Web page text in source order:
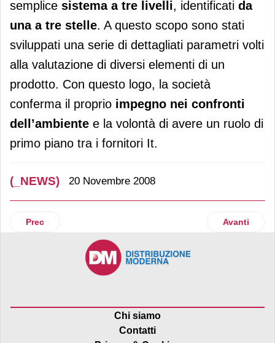
semplice sistema a tre livelli, identificati da
una a tre stelle. A questo scopo sono stati
sviluppati una serie di dettagliati parametri volti
alla valutazione di diversi elementi di un
prodotto. Con questo logo, la società
conferma il proprio impegno nei confronti
dell’ambiente e la volontà di avere un ruolo di
primo piano tra i fornitori It.
(_NEWS) 20 Novembre 2008
Articolo precedente: Quote latte
Prec Articolo
Avanti
Chi siamo
Contatti